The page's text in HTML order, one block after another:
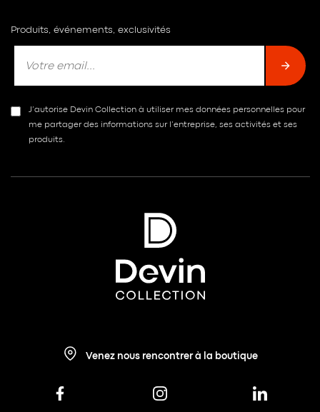
Produits, événements, exclusivités
J’autorise Devin Collection à utiliser mes données personnelles pour
me partager des informations sur l’entreprise, ses activités et ses
produits.
Venez nous rencontrer à la boutique